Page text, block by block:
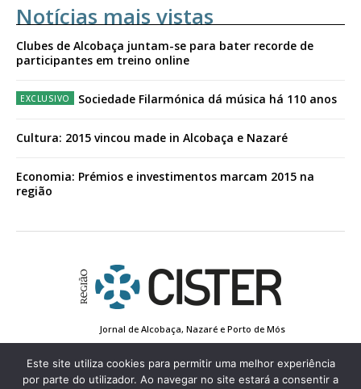
Notícias mais vistas
Clubes de Alcobaça juntam-se para bater recorde de
participantes em treino online
Sociedade Filarmónica dá música há 110 anos
Cultura: 2015 vincou made in Alcobaça e Nazaré
Economia: Prémios e investimentos marcam 2015 na
região
Jornal de Alcobaça, Nazaré e Porto de Mós
Estatuto Editorial
Contactos
Política de Privacidade
Conta de Registo
Edição Impressa
Este site utiliza cookies para permitir uma melhor experiência
por parte do utilizador. Ao navegar no site estará a consentir a